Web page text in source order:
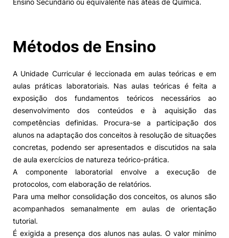
Projetos PRR
Magazine
Eventos
©2026 Instituto Politécnico de
Ensino Secundário ou equivalente nas áteas de Química.
Métodos de Ensino
A Unidade Curricular é leccionada em aulas teóricas e em
aulas práticas laboratoriais. Nas aulas teóricas é feita a
exposição dos fundamentos teóricos necessários ao
desenvolvimento dos conteúdos e à aquisição das
competências definidas. Procura-se a participação dos
alunos na adaptação dos conceitos à resolução de situações
concretas, podendo ser apresentados e discutidos na sala
de aula exercícios de natureza teórico-prática.
A componente laboratorial envolve a execução de
protocolos, com elaboração de relatórios.
Para uma melhor consolidação dos conceitos, os alunos são
acompanhados semanalmente em aulas de orientação
tutorial.
É exigida a presença dos alunos nas aulas. O valor minímo